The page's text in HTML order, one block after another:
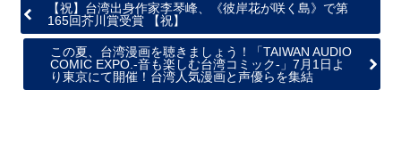
【祝】台湾出身作家李琴峰、《彼岸花が咲く島》で第
165回芥川賞受賞 【祝】
この夏、台湾漫画を聴きましょう！「TAIWAN AUDIO
COMIC EXPO.‐音も楽しむ台湾コミック‐」7月1日よ
り東京にて開催！台湾人気漫画と声優らを集結